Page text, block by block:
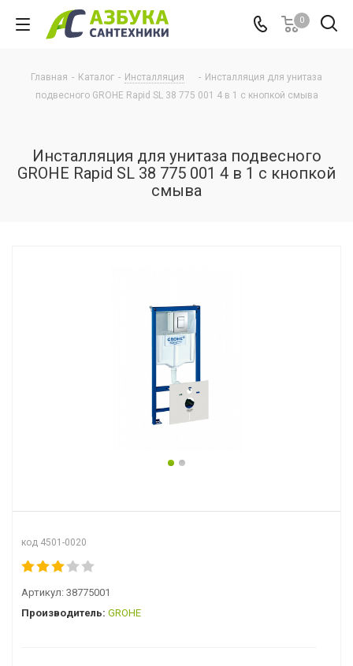
0
Главная - Каталог - Инсталляция - Инсталляция для унитаза
подвесного GROHE Rapid SL 38 775 001 4 в 1 с кнопкой смыва
Инсталляция для унитаза подвесного
GROHE Rapid SL 38 775 001 4 в 1 с кнопкой
смыва
код 4501-0020
Артикул: 38775001
Производитель: GROHE